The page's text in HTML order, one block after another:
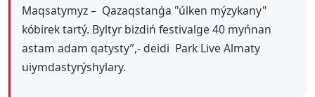
Maqsatymyz – Qazaqstanǵa "úlken mýzykany"
kóbirek tartý. Byltyr bizdiń festivalge 40 myńnan
astam adam qatysty”,- deidi Park Live Almaty
uiymdastyrýshylary.